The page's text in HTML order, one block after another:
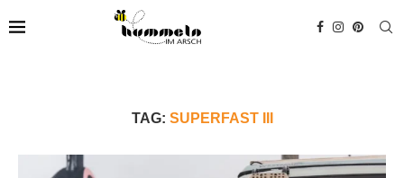
TAG: SUPERFAST III